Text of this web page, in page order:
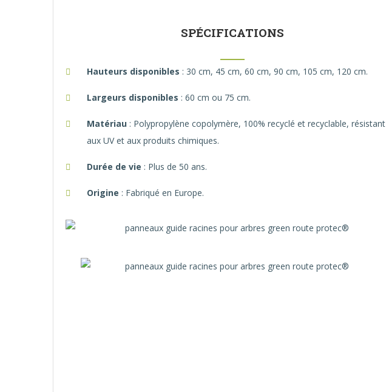
SPÉCIFICATIONS
Hauteurs disponibles : 30 cm, 45 cm, 60 cm, 90 cm, 105 cm, 120 cm.
Largeurs disponibles : 60 cm ou 75 cm.
Matériau : Polypropylène copolymère, 100% recyclé et recyclable, résistant
aux UV et aux produits chimiques.
Durée de vie : Plus de 50 ans.
Origine : Fabriqué en Europe.